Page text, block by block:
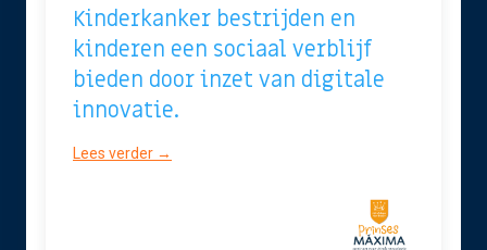
Kinderkanker bestrijden en
kinderen een sociaal verblijf
bieden door inzet van digitale
innovatie.
Lees verder →